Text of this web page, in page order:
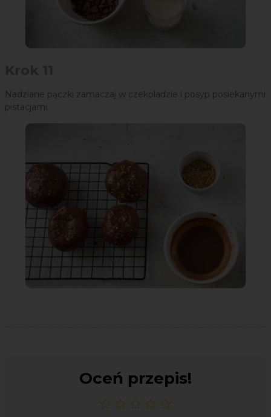
Nadziane pączki zamaczaj w czekoladzie i posyp posiekanymi
pistacjami.
Oceń przepis!